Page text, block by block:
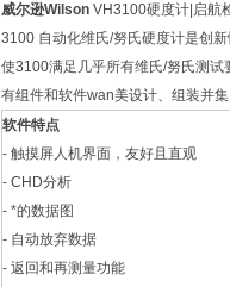
威尔逊Wilson VH3100硬度计|启航
3100 自动化维氏/努氏硬度计是创
使3100满足几乎所有维氏/努氏测
有组件和软件wan美设计、组装并集
软件特点
- 触摸屏人机界面，友好且直观
- CHD分析
- *的数据图
- 自动放弃数据
- 返回和再测量功能